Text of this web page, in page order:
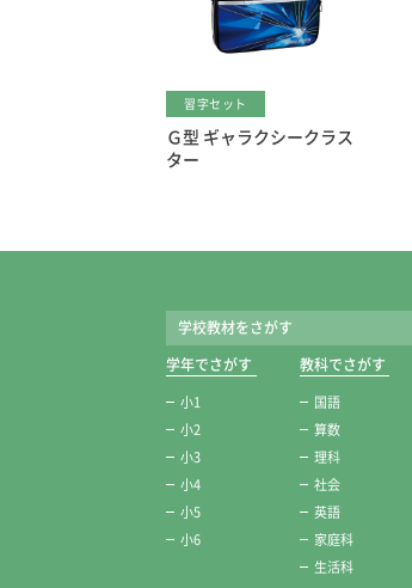
習字セット
Ｇ型 ギャラクシークラス
ター
学校教材をさがす
学年でさがす
小1
小2
小3
小4
小5
小6
教科でさがす
国語
算数
理科
社会
英語
家庭科
生活科